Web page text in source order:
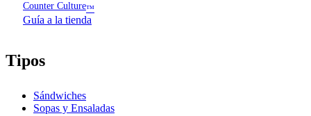
Counter Culture™
Guía a la tienda
Tipos
Sándwiches
Sopas y Ensaladas